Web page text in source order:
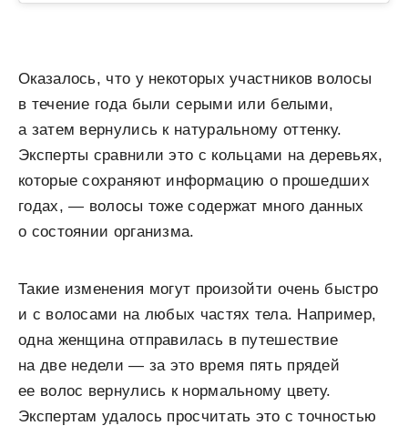
Оказалось, что у некоторых участников волосы
в течение года были серыми или белыми,
а затем вернулись к натуральному оттенку.
Эксперты сравнили это с кольцами на деревьях,
которые сохраняют информацию о прошедших
годах, — волосы тоже содержат много данных
о состоянии организма.
Такие изменения могут произойти очень быстро
и с волосами на любых частях тела. Например,
одна женщина отправилась в путешествие
на две недели — за это время пять прядей
ее волос вернулись к нормальному цвету.
Экспертам удалось просчитать это с точностью